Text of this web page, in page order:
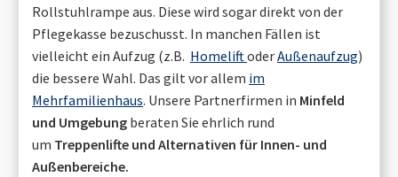
Rollstuhlrampe aus. Diese wird sogar direkt von der
Pflegekasse bezuschusst. In manchen Fällen ist
vielleicht ein Aufzug (z.B. HomeliftoderAußenaufzug)
die bessere Wahl. Das gilt vor allem im
Mehrfamilienhaus. Unsere Partnerfirmen in Minfeld
und Umgebung beraten Sie ehrlich rund
um Treppenlifte und Alternativen für Innen- und
Außenbereiche.